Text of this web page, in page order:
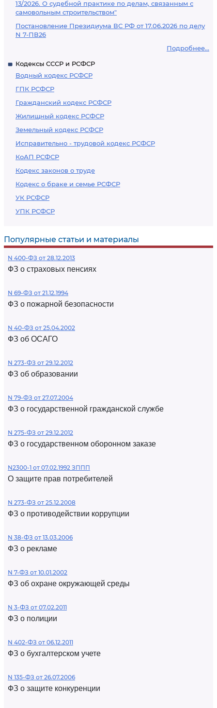
13/2026. О судебной практике по делам, связанным с
самовольным строительством"
Постановление Президиума ВС РФ от 17.06.2026 по делу
N 7-ПВ26
Подробнее...
Кодексы СССР и РСФСР
Водный кодекс РСФСР
ГПК РСФСР
Гражданский кодекс РСФСР
Жилищный кодекс РСФСР
Земельный кодекс РСФСР
Исправительно - трудовой кодекс РСФСР
КоАП РСФСР
Кодекс законов о труде
Кодекс о браке и семье РСФСР
УК РСФСР
УПК РСФСР
Популярные статьи и материалы
N 400-ФЗ от 28.12.2013
ФЗ о страховых пенсиях
N 69-ФЗ от 21.12.1994
ФЗ о пожарной безопасности
N 40-ФЗ от 25.04.2002
ФЗ об ОСАГО
N 273-ФЗ от 29.12.2012
ФЗ об образовании
N 79-ФЗ от 27.07.2004
ФЗ о государственной гражданской службе
N 275-ФЗ от 29.12.2012
ФЗ о государственном оборонном заказе
N2300-1 от 07.02.1992 ЗППП
О защите прав потребителей
N 273-ФЗ от 25.12.2008
ФЗ о противодействии коррупции
N 38-ФЗ от 13.03.2006
ФЗ о рекламе
N 7-ФЗ от 10.01.2002
ФЗ об охране окружающей среды
N 3-ФЗ от 07.02.2011
ФЗ о полиции
N 402-ФЗ от 06.12.2011
ФЗ о бухгалтерском учете
N 135-ФЗ от 26.07.2006
ФЗ о защите конкуренции